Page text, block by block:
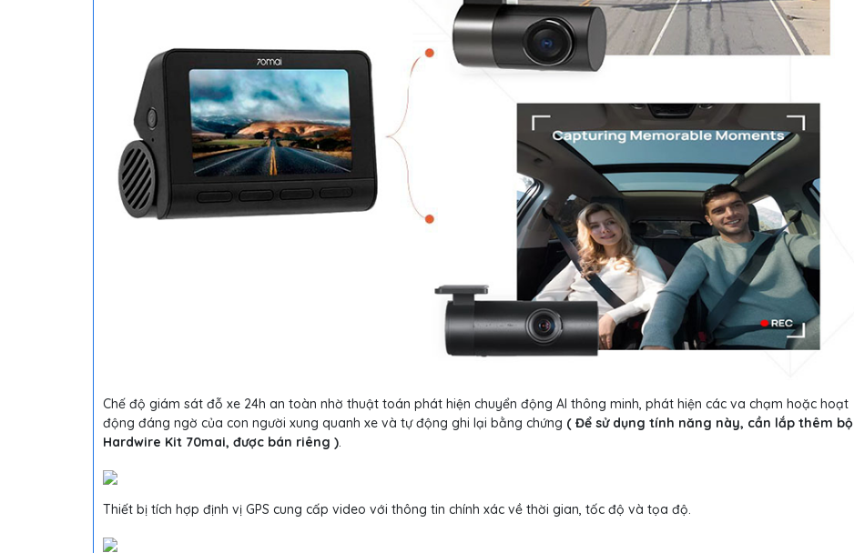
Chế độ giám sát đỗ xe 24h an toàn nhờ thuật toán phát hiện chuyển động AI thông minh, phát hiện các va chạm hoặc hoạt
động đáng ngờ của con người xung quanh xe và tự động ghi lại bằng chứng ( Để sử dụng tính năng này, cần lắp thêm bộ
Hardwire Kit 70mai, được bán riêng ).
Thiết bị tích hợp định vị GPS cung cấp video với thông tin chính xác về thời gian, tốc độ và tọa độ.